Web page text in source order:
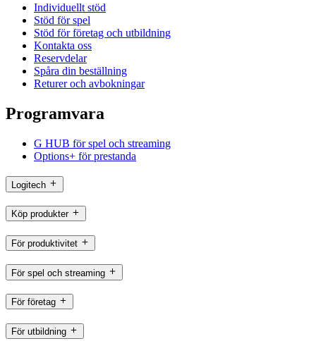
Individuellt stöd
Stöd för spel
Stöd för företag och utbildning
Kontakta oss
Reservdelar
Spåra din beställning
Returer och avbokningar
Programvara
G HUB för spel och streaming
Options+ för prestanda
Logitech
Köp produkter
För produktivitet
För spel och streaming
För företag
För utbildning